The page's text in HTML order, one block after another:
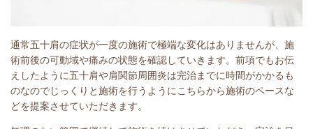
通常五十肩の症状が一度の施術で極端な変化はありませんが、施
術前後の可動域や痛みの状態を確認していきます。前項でもお伝
えしたように五十肩や肩関節周囲炎は完治までに時間がかかるも
のなのでじっくりと施術を行うようにこちらから施術のペースな
どを提案させていただきます。